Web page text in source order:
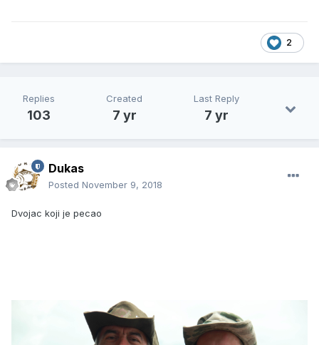
2
Replies
103
Created
7 yr
Last Reply
7 yr
Dukas
Posted November 9, 2018
Dvojac koji je pecao